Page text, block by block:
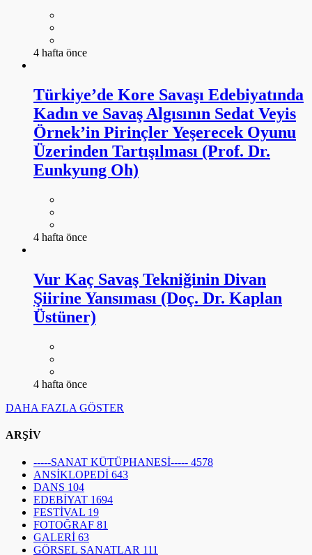
4 hafta önce
Türkiye’de Kore Savaşı Edebiyatında
Kadın ve Savaş Algısının Sedat Veyis
Örnek’in Pirinçler Yeşerecek Oyunu
Üzerinden Tartışılması (Prof. Dr.
Eunkyung Oh)
4 hafta önce
Vur Kaç Savaş Tekniğinin Divan
Şiirine Yansıması (Doç. Dr. Kaplan
Üstüner)
4 hafta önce
DAHA FAZLA GÖSTER
ARŞİV
-----SANAT KÜTÜPHANESİ----- 4578
ANSİKLOPEDİ 643
DANS 104
EDEBİYAT 1694
FESTİVAL 19
FOTOĞRAF 81
GALERİ 63
GÖRSEL SANATLAR 111